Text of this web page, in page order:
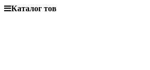
Каталог тов